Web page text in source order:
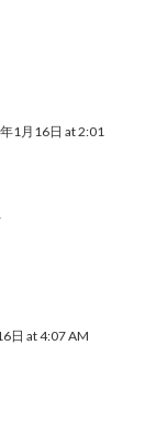
1月16日 at 2:01
日 at 4:07 AM